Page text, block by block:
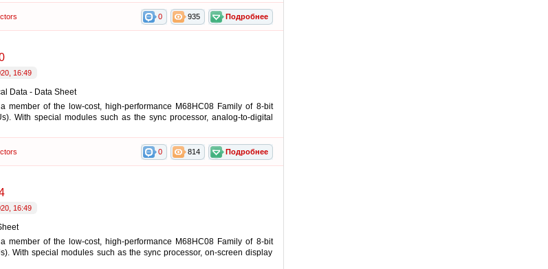
Подробнее
935
0
16:49
Data - Data Sheet
member of the low-cost, high-performance M68HC08 Family of 8-bit
With special modules such as the sync processor, analog-to-digital
Подробнее
814
0
16:49
member of the low-cost, high-performance M68HC08 Family of 8-bit
With special modules such as the sync processor, on-screen display